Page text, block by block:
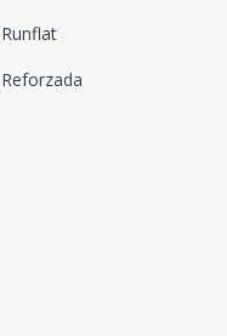
Runflat
Reforzada